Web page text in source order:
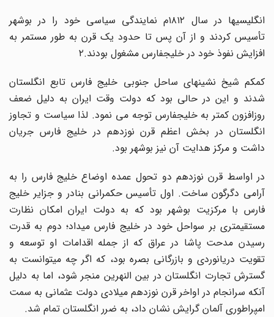
انگلیسیها در سال ۱۸۱۲م نمایندگی سیاسی خود را در بوشهر
تأسیس کردند و از آن پس تا حدود یک قرن به طور مستمر به
افزایش نفوذ خود در خلیجفارس مشغول بودند.۲
کمکم شیخ نشینهای ساحل جنوبی خلیج فارس تابع انگلستان
شدند و این در حالی بود که دولت وقت ایران به دلیل ضعف
روزافزون کمتر به خلیجفارس توجه می نمود. لذا سیاست و تجاوز
انگلستان در بخش اعظم قرن نوزدهم در خلیج فارس جریان
داشت و مرکز هدایت آن نیز بوشهر بود.
در اواسط قرن نوزدهم دو تحول عمده اوضاع خلیج فارس را به
آرامی دگرگون ساخت. اول تأسیس حکمرانی بنادر و جزایر خلیج
فارس با مرکزیت بوشهر بود که به دولت ایران امکان نظارت
مستقیمتری بر سواحل خود در خلیج فارس میداد؛ دوم به قدرت
رسیدن مدحت پاشا در عراق که از جمله اقدامات او توسعه و
تقویت دریانوردی و بازرگانی بصره بود، که اگر چه میتوانست به
گسترش تجارت انگلستان در بین النهرین منجر شود، اما به دلیل
آنکه سرانجام در اواخر قرن نوزدهم میلادی دولت عثمانی به سمت
امپراطوری آلمان گرایش نشان داد، به ضرر انگلستان تمام شد.